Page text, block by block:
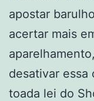
apostar
acertar mais
desativar essa
toada lei do